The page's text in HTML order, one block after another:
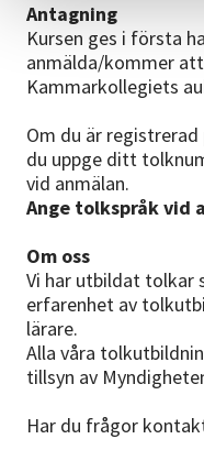
Antagning
Kursen ges i första
anmälda/kommer
Kammarkollegiets
Om du är
du uppge ditt
vid anmälan.
Ange tolkspråk vid
Om oss
Vi har utbildat tolkar
erfarenhet av
lärare.
Alla våra
tillsyn av
Har du frågor